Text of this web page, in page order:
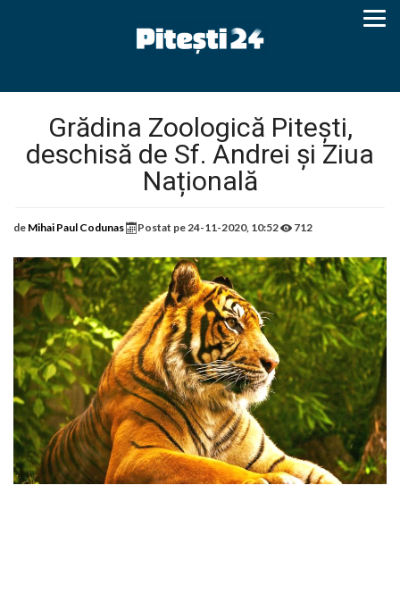
Grădina Zoologică Pitești,
deschisă de Sf. Andrei și Ziua
Națională
de Mihai Paul Codunas Postat pe24-11-2020, 10:52 712